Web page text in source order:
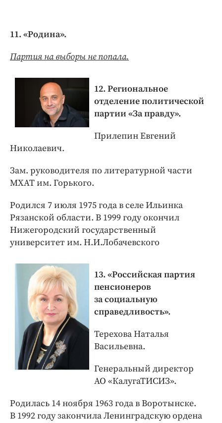
11. «Родина».
Партия на выборы не попала.
12. Региональное
отделение политической
партии «За правду».
Прилепин Евгений
Николаевич.
Зам. руководителя по литературной части
МХАТ им. Горького.
Родился 7 июля 1975 года в селе Ильинка
Рязанской области. В 1999 году окончил
Нижегородский государственный
университет им. Н.И.Лобачевского
13. «Российская партия
пенсионеров
за социальную
справедливость».
Терехова Наталья
Васильевна.
Генеральный директор
АО «КалугаТИСИЗ».
Родилась 14 ноября 1963 года в Воротынске.
В 1992 году закончила Ленинградскую ордена